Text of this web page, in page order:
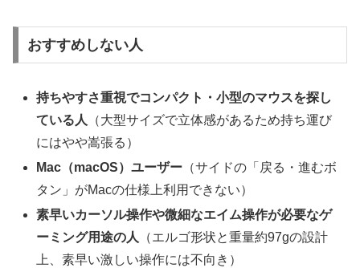
おすすめしない人
持ちやすさ重視でコンパクト・小型のマウスを探し
ている人
（大型サイズで立体感があるため持ち運び
にはやや嵩張る）
Mac（macOS）ユーザー （サイドの「戻る・進むボ
タン」がMacの仕様上利用できない）
素早いカーソル操作や微細なエイム操作が必要なゲ
ーミング用途の人
（エルゴ形状と重量約97gの設計
上、素早い激しい操作には不向き）